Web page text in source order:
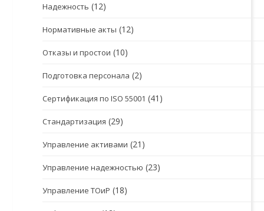
Надежность (12)
Нормативные акты (12)
Отказы и простои (10)
Подготовка персонала (2)
Сертификация по ISO 55001 (41)
Стандартизация (29)
Управление активами (21)
Управление надежностью (23)
Управление ТОиР (18)